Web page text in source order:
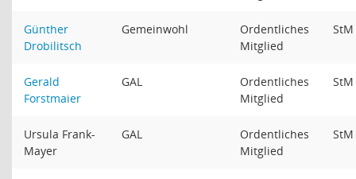
Günther
Drobilitsch
Gemeinwohl
Ordentliches
Mitglied
StM
Gerald
Forstmaier
GAL
Ordentliches
Mitglied
StM
Ursula Frank-
Mayer
GAL
Ordentliches
Mitglied
StM